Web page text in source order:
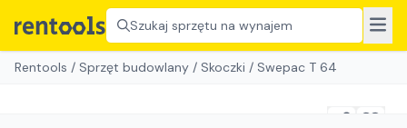
Szukaj sprzętu na wynajem
Rentools / Sprzęt budowlany / Skoczki / Swepac T 64